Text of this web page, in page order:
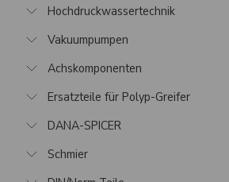
Hochdruckwassertechnik
Vakuumpumpen
Achskomponenten
Ersatzteile für Polyp-Greifer
DANA-SPICER
Schmier